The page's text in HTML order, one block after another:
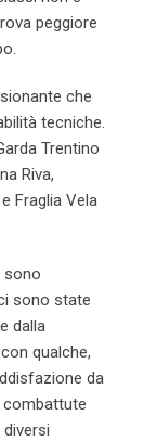
peggiore
che
tecniche.
Trentino
Riva,
Fraglia Vela
sono
sono state
dalla
qualche,
da
combattute